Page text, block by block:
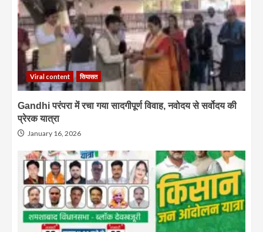
Viral content सियासत
Gandhi परंपरा में रचा गया सादगीपूर्ण विवाह, नवोदय से सर्वोदय की
प्रेरक यात्रा
January 16, 2026